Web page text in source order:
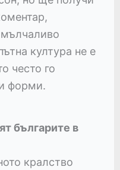
култура не е
често го
форми.
българите в
кралство